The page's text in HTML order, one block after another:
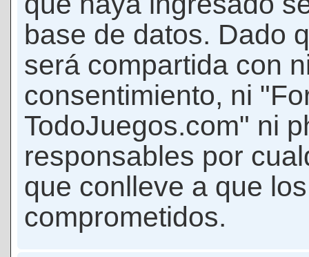
base de datos. Dado
será compartida con
consentimiento, ni
TodoJuegos.com" ni
responsables por
que conlleve a que
comprometidos.